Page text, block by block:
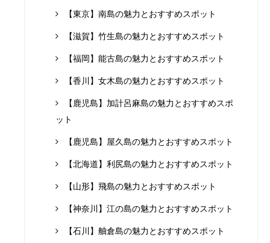
【東京】南島の魅力とおすすめスポット
【滋賀】竹生島の魅力とおすすめスポット
【福岡】能古島の魅力とおすすめスポット
【香川】女木島の魅力とおすすめスポット
【鹿児島】加計呂麻島の魅力とおすすめスポ
ット
【鹿児島】屋久島の魅力とおすすめスポット
【北海道】利尻島の魅力とおすすめスポット
【山形】飛島の魅力とおすすめスポット
【神奈川】江の島の魅力とおすすめスポット
【石川】舳倉島の魅力とおすすめスポット